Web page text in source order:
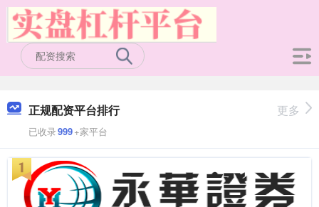
正规配资平台排行
已收录999+家平台
更多